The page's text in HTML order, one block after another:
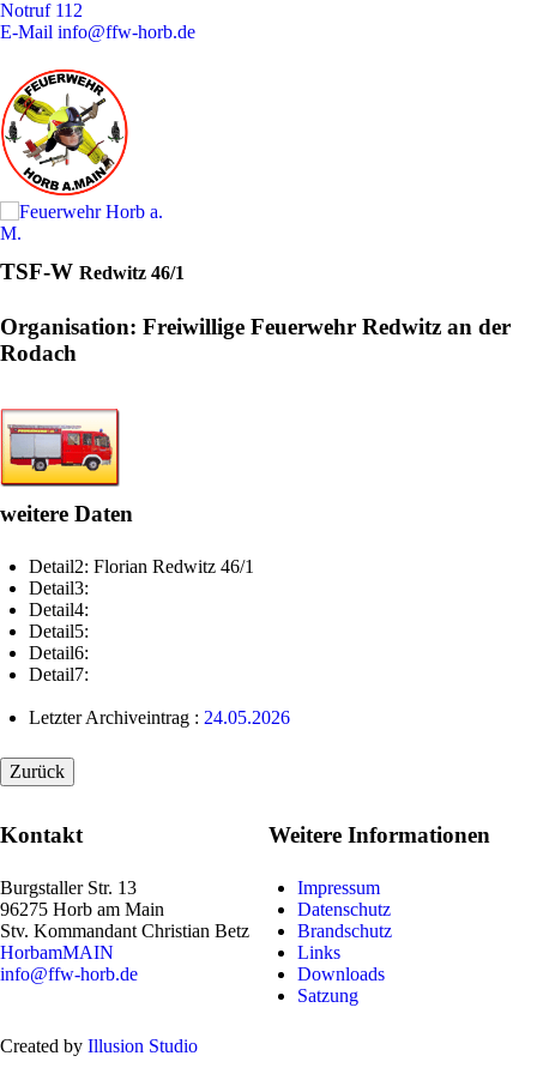
Notruf 112
E-Mail info@ffw-horb.de
TSF-W Redwitz 46/1
Organisation: Freiwillige Feuerwehr Redwitz an der
Rodach
weitere Daten
Detail2: Florian Redwitz 46/1
Detail3:
Detail4:
Detail5:
Detail6:
Detail7:
Letzter Archiveintrag : 24.05.2026
Kontakt
Burgstaller Str. 13
96275 Horb am Main
Stv. Kommandant Christian Betz
HorbamMAIN
info@ffw-horb.de
Weitere Informationen
Impressum
Datenschutz
Brandschutz
Links
Downloads
Satzung
Created by Illusion Studio